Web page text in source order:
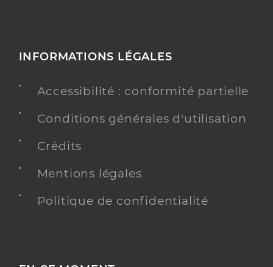
INFORMATIONS LÉGALES
Accessibilité : conformité partielle
Conditions générales d'utilisation
Crédits
Mentions légales
Politique de confidentialité